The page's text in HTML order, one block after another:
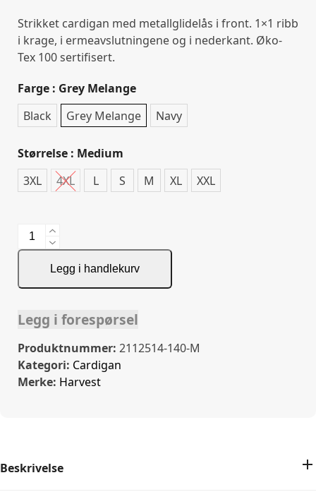
Strikket cardigan med metallglidelås i front. 1×1 ribb
i krage, i ermeavslutningene og i nederkant. Øko-
Tex 100 sertifisert.
Farge : Grey Melange
Black
Grey Melange Navy
Størrelse : Medium
3XL
4XL L S M XL XXL
Ashland
Cardigan
Legg i handlekurv
Legg i forespørsel
Produktnummer: 2112514-140-M
Kategori: Cardigan
Merke: Harvest
Beskrivelse